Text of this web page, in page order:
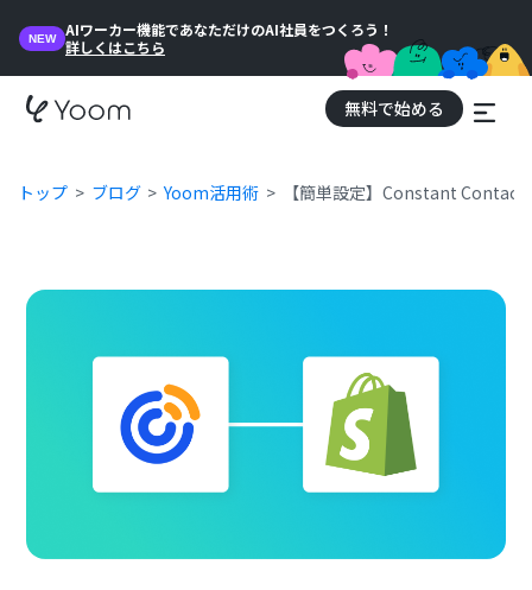
NEW
AIワーカー機能であなただけのAI社員をつくろう！
詳しくはこちら
無料で始める
トップ ブログ Yoom活用術 【簡単設定】Constant